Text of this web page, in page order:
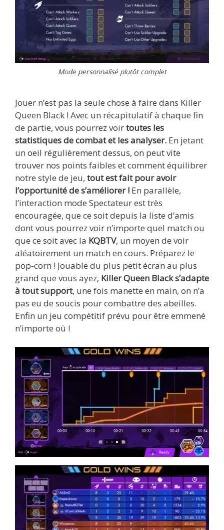
Mode personnalisé plutôt complet
Jouer n’est pas la seule chose à faire dans Killer
Queen Black ! Avec un récapitulatif à chaque fin
de partie, vous pourrez voirtoutes les
statistiques de combat et les analyser. En jetant
un oeil régulièrement dessus, on peut vite
trouver nos points faibles et comment équilibrer
notre style de jeu, tout est fait pour avoir
l’opportunité de s’améliorer ! En parallèle,
l’interaction mode Spectateur est très
encouragée, que ce soit depuis la liste d’amis
dont vous pourrez voir n’importe quel match ou
que ce soit avec la KQBTV, un moyen de voir
aléatoirement un match en cours. Préparez le
pop-corn ! Jouable du plus petit écran au plus
grand que vous ayez, Killer Queen Black s’adapte
à tout support, une fois manette en main, on n’a
pas eu de soucis pour combattre des abeilles.
Enfin un jeu compétitif prévu pour être emmené
n’importe où !